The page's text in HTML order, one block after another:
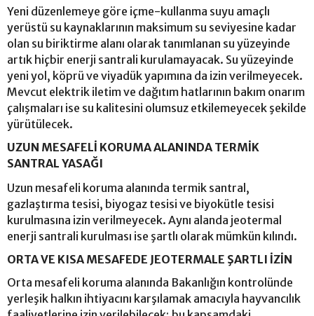
Yeni düzenlemeye göre içme-kullanma suyu amaçlı
yerüstü su kaynaklarının maksimum su seviyesine kadar
olan su biriktirme alanı olarak tanımlanan su yüzeyinde
artık hiçbir enerji santrali kurulamayacak. Su yüzeyinde
yeni yol, köprü ve viyadük yapımına da izin verilmeyecek.
Mevcut elektrik iletim ve dağıtım hatlarının bakım onarım
çalışmaları ise su kalitesini olumsuz etkilemeyecek şekilde
yürütülecek.
UZUN MESAFELİ KORUMA ALANINDA TERMİK
SANTRAL YASAĞI
Uzun mesafeli koruma alanında termik santral,
gazlaştırma tesisi, biyogaz tesisi ve biyokütle tesisi
kurulmasına izin verilmeyecek. Aynı alanda jeotermal
enerji santrali kurulması ise şartlı olarak mümkün kılındı.
ORTA VE KISA MESAFEDE JEOTERMALE ŞARTLI İZİN
Orta mesafeli koruma alanında Bakanlığın kontrolünde
yerleşik halkın ihtiyacını karşılamak amacıyla hayvancılık